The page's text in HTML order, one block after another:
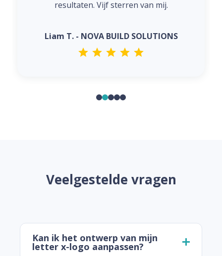
resultaten. Vijf sterren van mij.
Liam T. - NOVA BUILD SOLUTIONS
Veelgestelde vragen
Kan ik het ontwerp van mijn
letter x-logo aanpassen?